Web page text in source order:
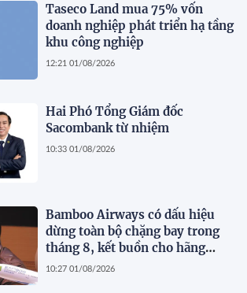
Taseco Land mua 75% vốn
doanh nghiệp phát triển hạ tầng
khu công nghiệp
12:21 01/08/2026
Hai Phó Tổng Giám đốc
Sacombank từ nhiệm
10:33 01/08/2026
Bamboo Airways có dấu hiệu
dừng toàn bộ chặng bay trong
tháng 8, kết buồn cho hãng
hàng không do ông Trịnh Văn
10:27 01/08/2026